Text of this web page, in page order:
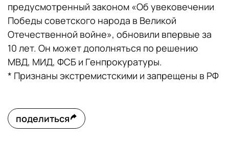
предусмотренный законом «Об увековечении
Победы советского народа в Великой
Отечественной войне», обновили впервые за
10 лет. Он может дополняться по решению
МВД, МИД, ФСБ и Генпрокуратуры.
* Признаны экстремистскими и запрещены в РФ
поделиться